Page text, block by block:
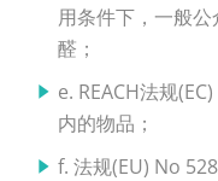
用条件下，一般
醛；
e. REACH法规
内的物品；
f. 法规(EU) No